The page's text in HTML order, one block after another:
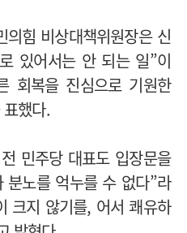
힘 비상대책위원장은 신
있어서는 안 되는 일”이
회복을 진심으로 기원한
했다.
민주당 대표도 입장문을
분노를 억누를 수 없다”라
크지 않기를, 어서 쾌유하